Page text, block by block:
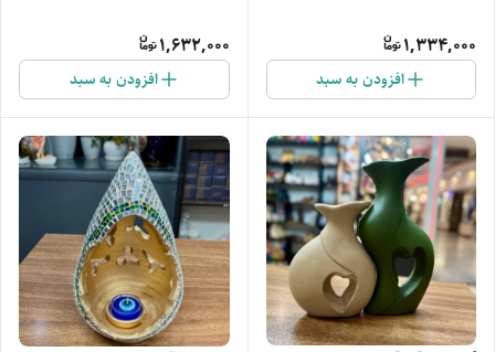
1,334,000
افزودن به سبد
1,632,000
افزودن به سبد